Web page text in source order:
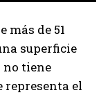
más de 51
superficie
no tiene
representa el